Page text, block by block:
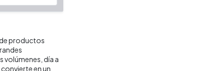
productos
día a
en un